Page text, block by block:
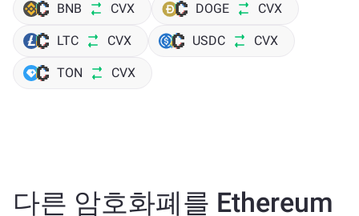
BNB CVX DOGE CVX
LTC CVX USDC CVX
TON CVX
다른 암호화폐를 Ethereum